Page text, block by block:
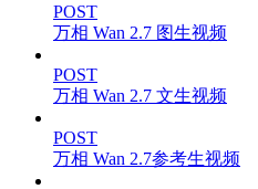
POST
万相 Wan 2.7 图生视频
POST
万相 Wan 2.7 文生视频
POST
万相 Wan 2.7参考生视频